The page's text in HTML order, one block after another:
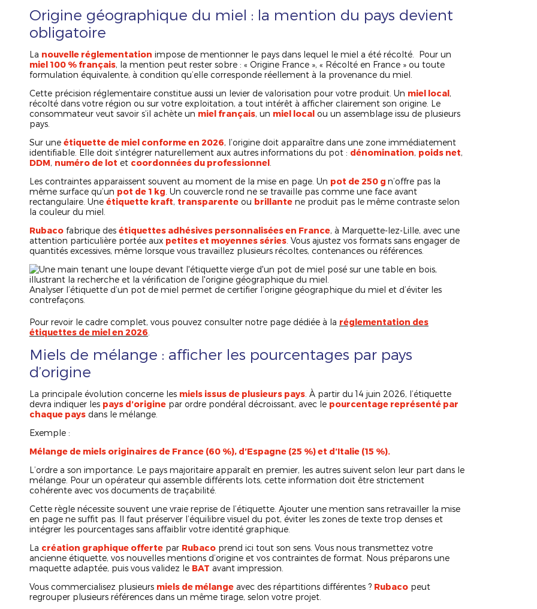
Origine géographique du miel : la mention du pays devient
obligatoire
La nouvelle réglementation impose de mentionner le pays dans lequel le miel a été récolté. Pour un
miel 100 % français, la mention peut rester sobre : « Origine France », « Récolté en France » ou toute
formulation équivalente, à condition qu’elle corresponde réellement à la provenance du miel.
Cette précision réglementaire constitue aussi un levier de valorisation pour votre produit. Un miel local,
récolté dans votre région ou sur votre exploitation, a tout intérêt à afficher clairement son origine. Le
consommateur veut savoir s’il achète un miel français, un miel local ou un assemblage issu de plusieurs
pays.
Sur une étiquette de miel conforme en 2026, l’origine doit apparaître dans une zone immédiatement
identifiable. Elle doit s’intégrer naturellement aux autres informations du pot : dénomination, poids net,
DDM, numéro de lot et coordonnées du professionnel
Les contraintes apparaissent souvent au moment de la mise en page. Un pot de 250 g n’offre pas la
même surface qu’un pot de 1 kg . Un couvercle rond ne se travaille pas comme une face avant
rectangulaire. Une étiquette kraft, transparente ou brillante ne produit pas le même contraste selon
la couleur du miel.
Rubaco fabrique des étiquettes adhésives personnalisées en France, à Marquette-lez-Lille, avec une
attention particulière portée aux petites et moyennes séries . Vous ajustez vos formats sans engager de
quantités excessives, même lorsque vous travaillez plusieurs récoltes, contenances ou références.
Analyser l’étiquette d’un pot de miel permet de certifier l’origine géographique du miel et d’éviter les
contrefaçons.
Pour revoir le cadre complet, vous pouvez consulter notre page dédiée à la réglementation des
étiquettes de miel en 2026
Miels de mélange : afficher les pourcentages par pays
d’origine
La principale évolution concerne les miels issus de plusieurs pays . À partir du 14 juin 2026, l’étiquette
devra indiquer les pays d’origine par ordre pondéral décroissant, avec le pourcentage représenté par
chaque pays dans le mélange.
Exemple :
Mélange de miels originaires de France (60 %), d’Espagne (25 %) et d’Italie (15 %).
L’ordre a son importance. Le pays majoritaire apparaît en premier, les autres suivent selon leur part dans le
mélange. Pour un opérateur qui assemble différents lots, cette information doit être strictement
cohérente avec vos documents de traçabilité.
Cette règle nécessite souvent une vraie reprise de l’étiquette. Ajouter une mention sans retravailler la mise
en page ne suffit pas. Il faut préserver l’équilibre visuel du pot, éviter les zones de texte trop denses et
intégrer les pourcentages sans affaiblir votre identité graphique.
La création graphique offerte par Rubaco prend ici tout son sens. Vous nous transmettez votre
ancienne étiquette, vos nouvelles mentions d’origine et vos contraintes de format. Nous préparons une
maquette adaptée, puis vous validez le BAT avant impression.
Vous commercialisez plusieurs miels de mélange avec des répartitions différentes ? Rubaco peut
regrouper plusieurs références dans un même tirage, selon votre projet.